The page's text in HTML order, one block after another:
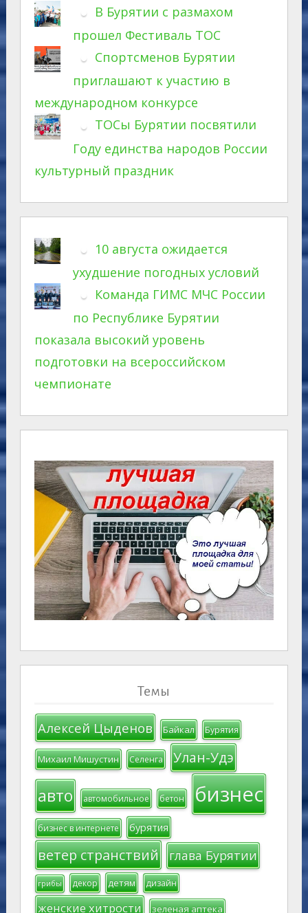
В Бурятии с размахом
прошел Фестиваль ТОС
Спортсменов Бурятии
приглашают к участию в
международном конкурсе
ТОСы Бурятии посвятили
Году единства народов России
культурный праздник
10 августа ожидается
ухудшение погодных условий
Команда ГИМС МЧС России
по Республике Бурятии
показала высокий уровень
подготовки на всероссийском
чемпионате
Темы
Алексей Цыденов Байкал Бурятия
Михаил Мишустин Селенга Улан-Удэ
авто автомобильное бетон бизнес
бизнес в интернете бурятия
ветер странствий глава Бурятии
грибы декор детям дизайн
женские хитрости зеленая аптека